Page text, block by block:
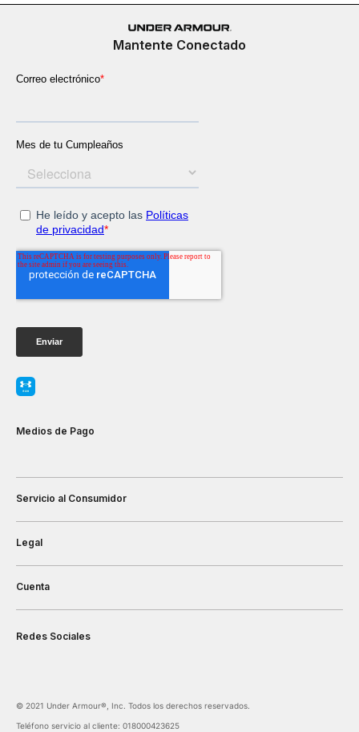
Mantente Conectado
Medios de Pago
Servicio al Consumidor
Legal
Cuenta
Redes Sociales
©️ 2021 Under Armour®️, Inc. Todos los derechos reservados.
Teléfono servicio al cliente: 018000423625